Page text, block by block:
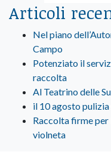
Articoli
Nel piano
Campo
Potenziato il
raccolta
Al Teatrino delle
il 10 agosto
Raccolta firme per
violneta